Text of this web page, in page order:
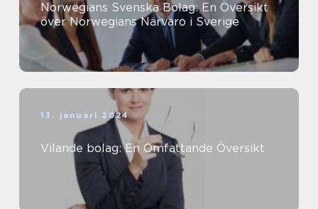
Norwegians Svenska Bolag: En Översikt
över Norwegians Närvaro i Sverige
13. januari 2024
Vilande bolag: En Omfattande Översikt